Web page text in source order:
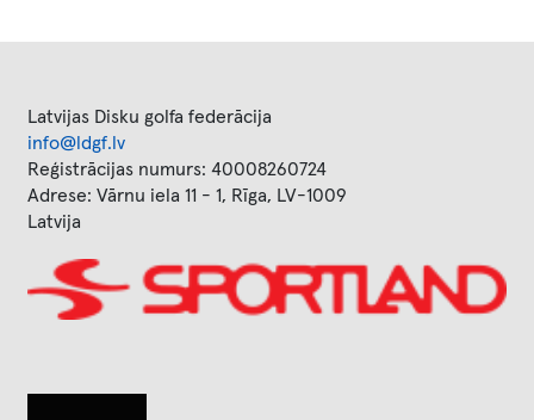
Latvijas Disku golfa federācija
info@ldgf.lv
Reģistrācijas numurs: 40008260724
Adrese: Vārnu iela 11 - 1, Rīga, LV-1009
Latvija
Image